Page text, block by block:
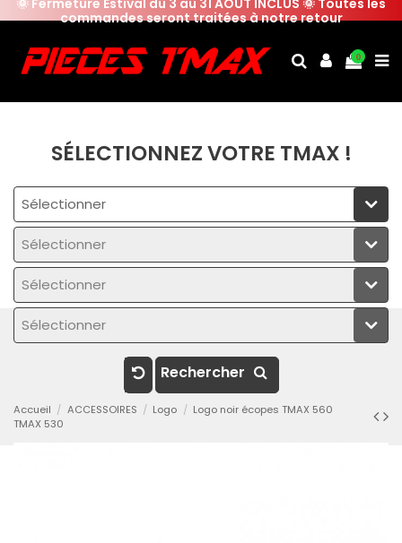
commandes seront traitées à notre retour
0
SÉLECTIONNEZ VOTRE TMAX !
Sélectionner
Sélectionner
Sélectionner
Sélectionner
Rechercher
Accueil ACCESSOIRES Logo
Logo noir écopes TMAX 560
TMAX 530